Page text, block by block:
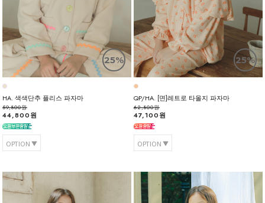
25%
HA. 색색단추 플리스 파자마
59,800원
44,800원
OPTION
25%
QP/HA. [면]레트로 타올지 파자마
62,800원
47,100원
OPTION